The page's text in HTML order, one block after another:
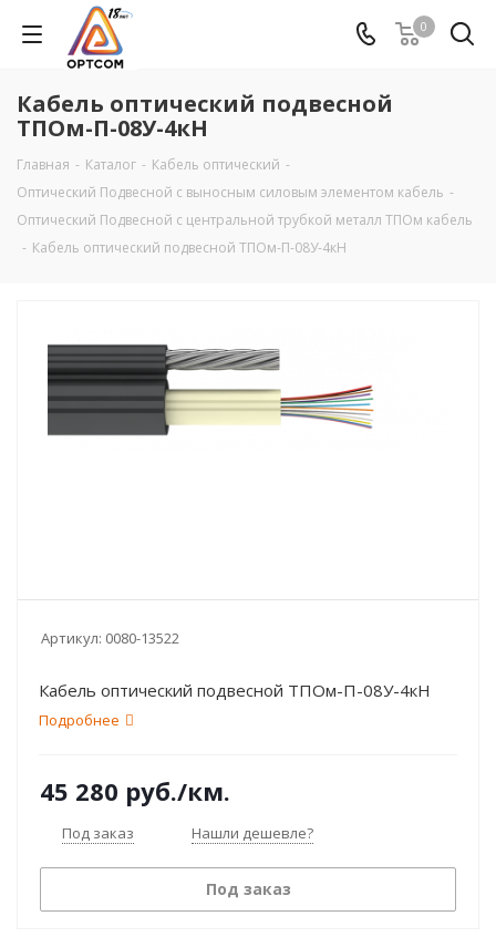
0
Кабель оптический подвесной
ТПОм-П-08У-4кН
Главная - Каталог - Кабель оптический -
Оптический Подвесной с выносным силовым элементом кабель -
Оптический Подвесной с центральной трубкой металл ТПОм кабель
- Кабель оптический подвесной ТПОм-П-08У-4кН
Артикул: 0080-13522
Кабель оптический подвесной ТПОм-П-08У-4кН
Подробнее
45 280 руб./км.
Под заказ Нашли дешевле?
Под заказ